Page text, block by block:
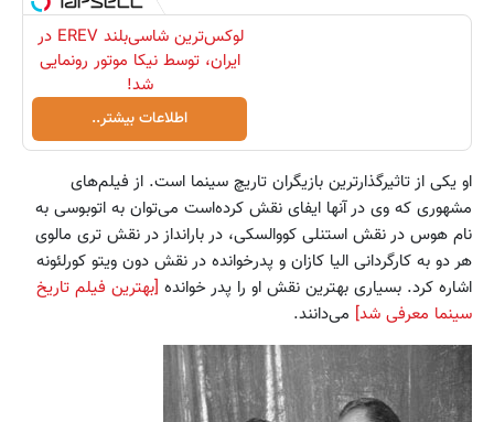
لوکس‌ترین شاسی‌بلند EREV در
ایران، توسط نیکا موتور رونمایی
شد!
اطلاعات بیشتر..
او یکی از تاثیرگذارترین بازیگران تاریچ سینما است. از فیلم‌های
مشهوری که وی در آنها ایفای نقش کرده‌است می‌توان به اتوبوسی به
نام هوس در نقش استنلی کووالسکی، در بارانداز در نقش تری مالوی
هر دو به کارگردانی الیا کازان و پدرخوانده در نقش دون ویتو کورلئونه
اشاره کرد. بسیاری بهترین نقش او را پدر خوانده [بهترین فیلم تاریخ
سینما معرفی شد] می‌دانند.